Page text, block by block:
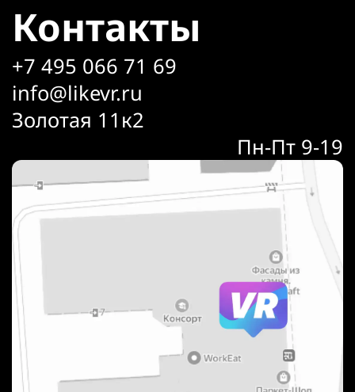
Контакты
+7 495 066 71 69
info@likevr.ru
Золотая 11к2
Пн-Пт 9-19